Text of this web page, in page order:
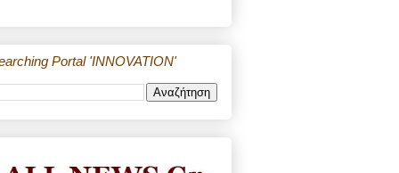
Portal 'INNOVATION'